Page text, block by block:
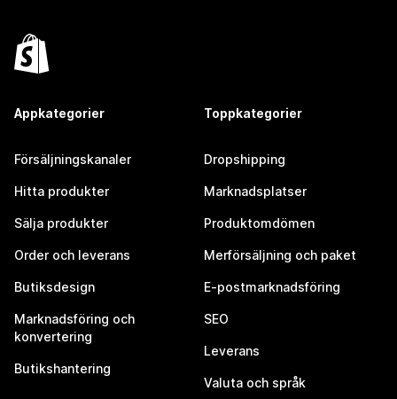
Appkategorier
Försäljningskanaler
Hitta produkter
Sälja produkter
Order och leverans
Butiksdesign
Marknadsföring och
konvertering
Butikshantering
Toppkategorier
Dropshipping
Marknadsplatser
Produktomdömen
Merförsäljning och paket
E-postmarknadsföring
SEO
Leverans
Valuta och språk